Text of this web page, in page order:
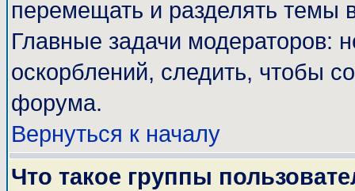
перемещать и разделять темы
Главные задачи модераторов:
оскорблений, следить, чтобы
форума.
Вернуться к началу
Что такое группы